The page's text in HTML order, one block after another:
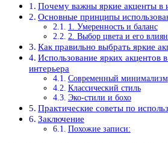
Почему важны яркие акценты в
Основные принципы
1. Умеренность и баланс
2. Выбор цвета и его
Как правильно выбрать яркие
Использование ярких акцентов
интерьера
Современный минимализм
Классический стиль
Эко-стили и бохо
Практические советы по
Заключение
Похожие записи: